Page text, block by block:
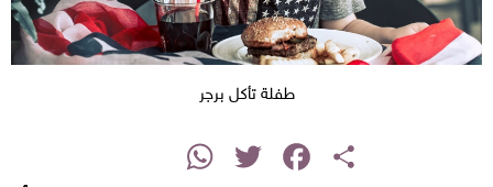
طفلة تأكل برجر
Share
Facebook
Twitter
WhatsApp